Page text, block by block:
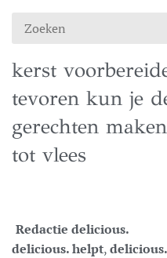
kerst
tevoren kun je
gerechten
tot vlees
Redactie delicious.
delicious. helpt,